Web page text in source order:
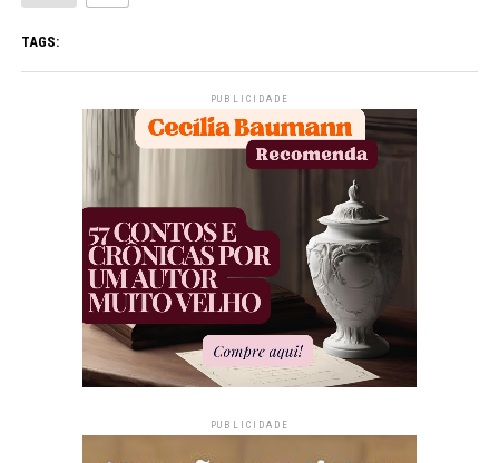
TAGS:
PUBLICIDADE
PUBLICIDADE